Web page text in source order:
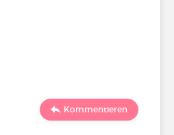
Kommentieren